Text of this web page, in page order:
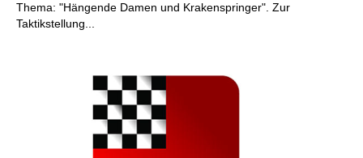
Thema: "Hängende Damen und Krakenspringer". Zur
Taktikstellung...